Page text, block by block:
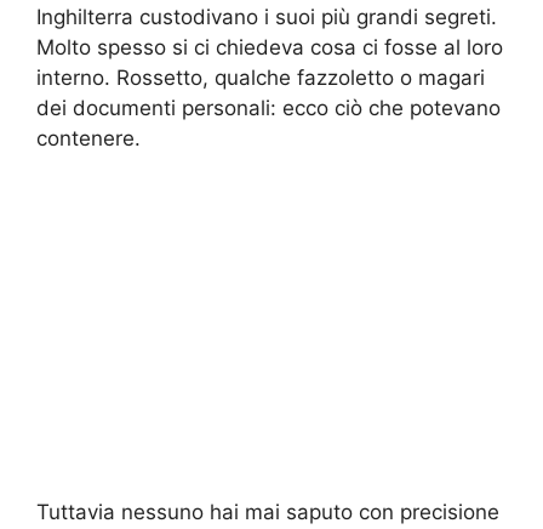
Inghilterra custodivano i suoi più grandi segreti.
Molto spesso si ci chiedeva cosa ci fosse al loro
interno. Rossetto, qualche fazzoletto o magari
dei documenti personali: ecco ciò che potevano
contenere.
Tuttavia nessuno hai mai saputo con precisione